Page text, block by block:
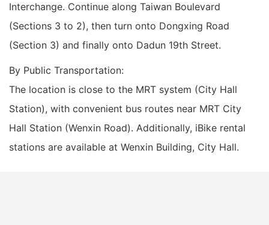
Interchange. Continue along Taiwan Boulevard
(Sections 3 to 2), then turn onto Dongxing Road
(Section 3) and finally onto Dadun 19th Street.
By Public Transportation:
The location is close to the MRT system (City Hall
Station), with convenient bus routes near MRT City
Hall Station (Wenxin Road). Additionally, iBike rental
stations are available at Wenxin Building, City Hall.